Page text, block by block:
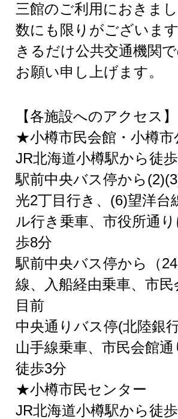
三館のご利用におきま
数にも限りがございま
きるだけ公共交通機関
お願い申し上げます。
【各施設へのアクセス】
★小樽市民会館・小樽市
JR北海道小樽駅から徒
駅前中央バス停から
光2丁目行き、(6)望洋台
ル行き乗車、市役所通
歩8分
駅前中央バス停から（
線、入船経由乗車、市民
目前
中央通りバス停(北陸銀
山手線乗車、市民会館
徒歩3分
★小樽市民センター
JR北海道小樽駅から徒